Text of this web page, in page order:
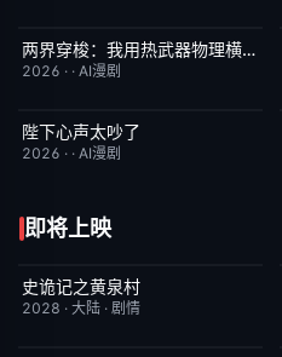
完结 10.0两界穿梭：我用热武器物理横推修真界
2026 · · AI漫剧
完结
陛下心声太吵了
2026 · · AI漫剧
即将上映
6月23日更新
史诡记之黄泉村
2028 · 大陆 · 剧情